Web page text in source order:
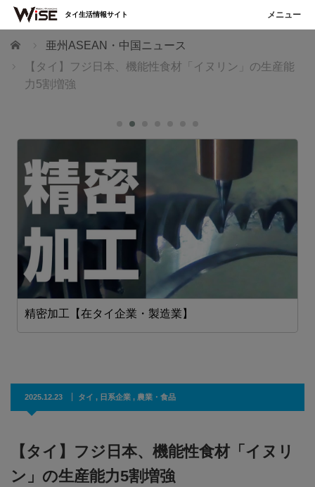
ホーム
亜州ASEAN・中国ニュース
【タイ】フジ日本、機能性食材「イヌリン」の生産能
力5割増強
精密加工【在タイ企業・製造業】
2025.12.23 タイ , 日系企業 , 農業・食品
【タイ】フジ日本、機能性食材「イヌリ
ン」の生産能力5割増強
タイ生活情報サイト